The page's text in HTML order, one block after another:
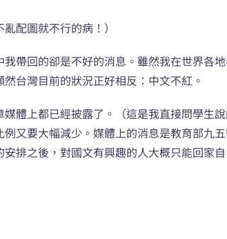
亂配圖就不行的病！）
我帶回的卻是不好的消息。雖然我在世界各
台灣目前的狀況正好相反：中文不紅。
媒體上都已經披露了。（這是我直接問學生
例又要大幅減少。媒體上的消息是教育部九
排之後，對國文有興趣的人大概只能回家